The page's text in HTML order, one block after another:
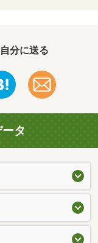
分に送る
タ